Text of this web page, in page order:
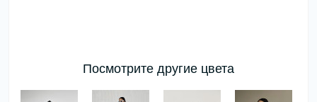
Посмотрите другие цвета